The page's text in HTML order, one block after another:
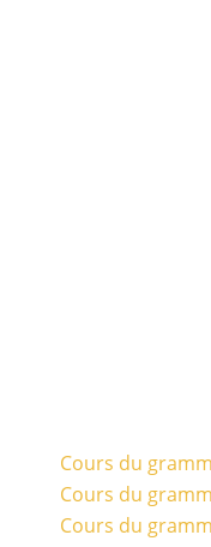
Cours du
Cours du
Cours du